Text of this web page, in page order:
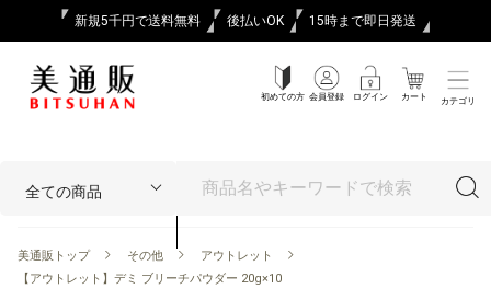
新規5千円で送料無料 後払いOK 15時まで即日発送
初めての方 会員登録 ログイン カート カテゴリ
美通販トップ その他
アウトレット
【アウトレット】デミ ブリーチパウダー 20g×10